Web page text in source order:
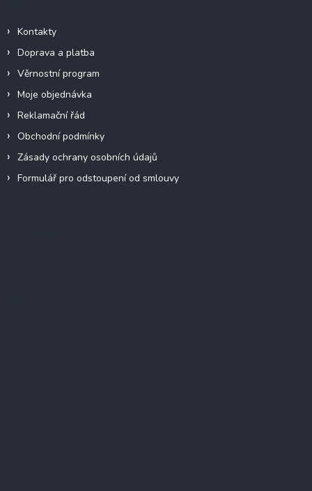
Kontakty
Doprava a platba
Věrnostní program
Moje objednávka
Reklamační řád
Obchodní podmínky
Zásady ochrany osobních údajů
Formulář pro odstoupení od smlouvy